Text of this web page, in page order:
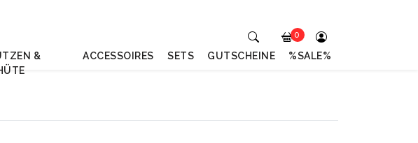
0
&
ACCESSOIRES SETS GUTSCHEINE %SALE%